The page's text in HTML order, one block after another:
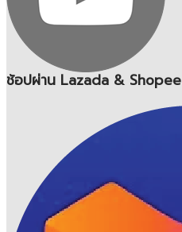
ช้อปผ่าน Lazada & Shopee